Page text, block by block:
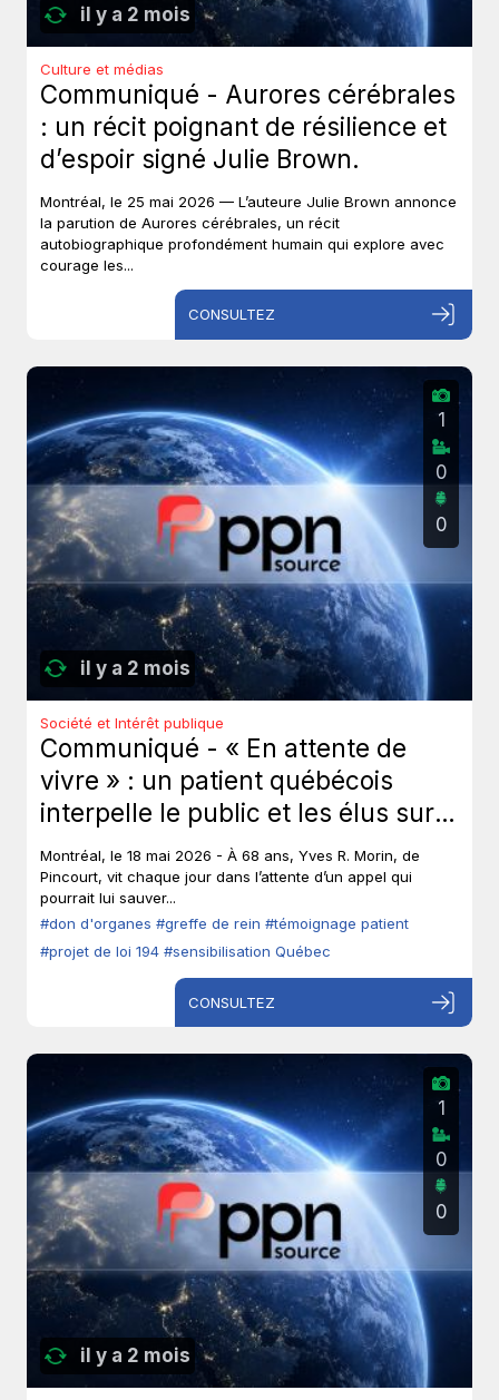
il y a 2 mois
Culture et médias
Communiqué - Aurores cérébrales
: un récit poignant de résilience et
d’espoir signé Julie Brown.
Montréal, le 25 mai 2026 — L’auteure Julie Brown annonce
la parution de Aurores cérébrales, un récit
autobiographique profondément humain qui explore avec
courage les...
CONSULTEZ
il y a 2 mois
1
0
0
Société et Intérêt publique
Communiqué - « En attente de
vivre » : un patient québécois
interpelle le public et les élus sur
le don d’organes.
Montréal, le 18 mai 2026 - À 68 ans, Yves R. Morin, de
Pincourt, vit chaque jour dans l’attente d’un appel qui
pourrait lui sauver...
#don d'organes #greffe de rein #témoignage patient
#projet de loi 194 #sensibilisation Québec
CONSULTEZ
il y a 2 mois
1
0
0